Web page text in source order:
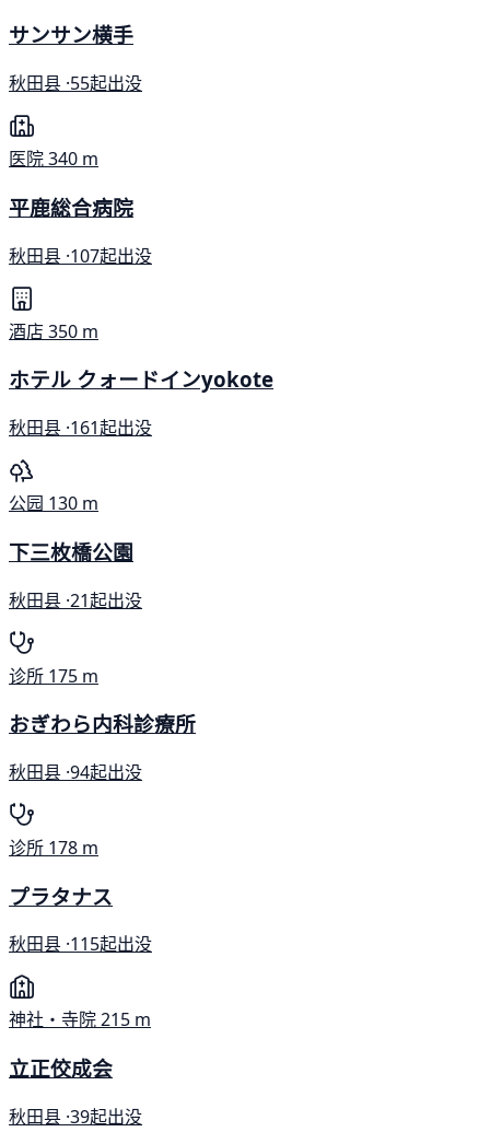
サンサン横手
秋田县 ·55起出没
医院340 m
平鹿総合病院
秋田县 ·107起出没
酒店350 m
ホテル クォードインyokote
秋田县 ·161起出没
公园 130 m
下三枚橋公園
秋田县 ·21起出没
诊所 175 m
おぎわら内科診療所
秋田县 ·94起出没
诊所 178 m
プラタナス
秋田县 ·115起出没
神社・寺院215 m
立正佼成会
秋田县 ·39起出没